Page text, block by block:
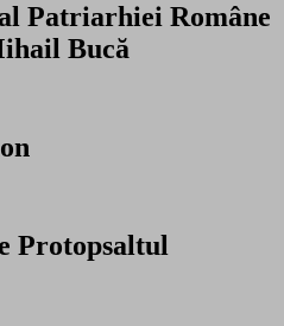
Patriarhiei Române
Bucă
Protopsaltul